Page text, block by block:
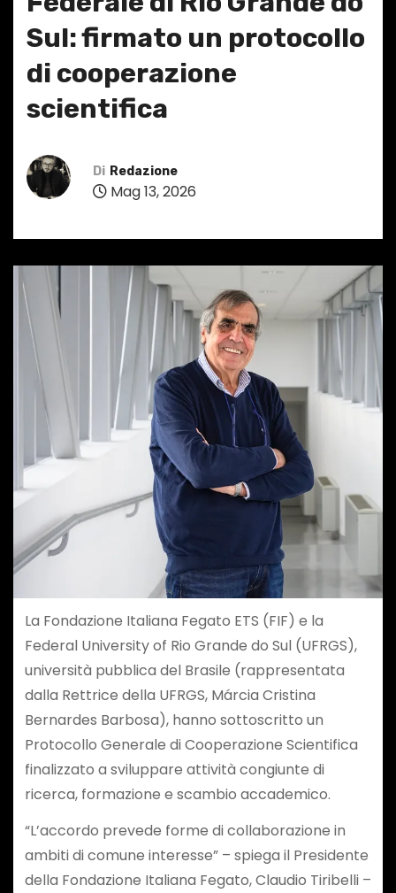
Sul: firmato un protocollo
di cooperazione
scientifica
Di Redazione
Mag 13, 2026
La Fondazione Italiana Fegato ETS (FIF) e la
Federal University of Rio Grande do Sul (UFRGS),
università pubblica del Brasile (rappresentata
dalla Rettrice della UFRGS, Márcia Cristina
Bernardes Barbosa), hanno sottoscritto un
Protocollo Generale di Cooperazione Scientifica
finalizzato a sviluppare attività congiunte di
ricerca, formazione e scambio accademico.
“L’accordo prevede forme di collaborazione in
ambiti di comune interesse” – spiega il Presidente
della Fondazione Italiana Fegato, Claudio Tiribelli –